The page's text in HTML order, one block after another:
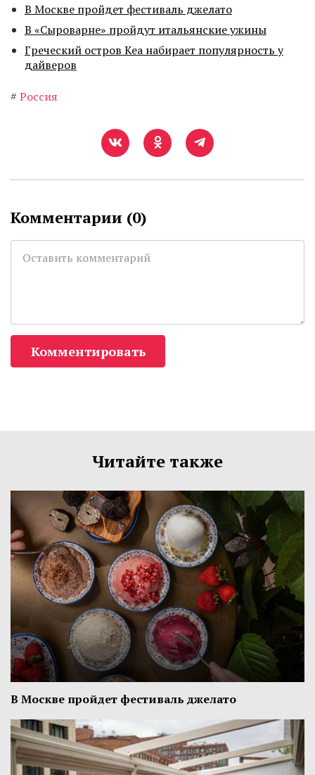
В Москве пройдет фестиваль джелато
В «Сыроварне» пройдут итальянские ужины
Греческий остров Кеа набирает популярность у
дайверов
# Россия
Комментарии (0)
Комментировать
Читайте также
В Москве пройдет фестиваль джелато